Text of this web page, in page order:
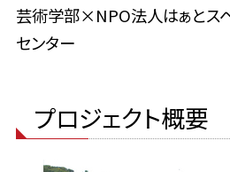
芸術学部×NPO法人はぁとス
センター
プロジェクト概要